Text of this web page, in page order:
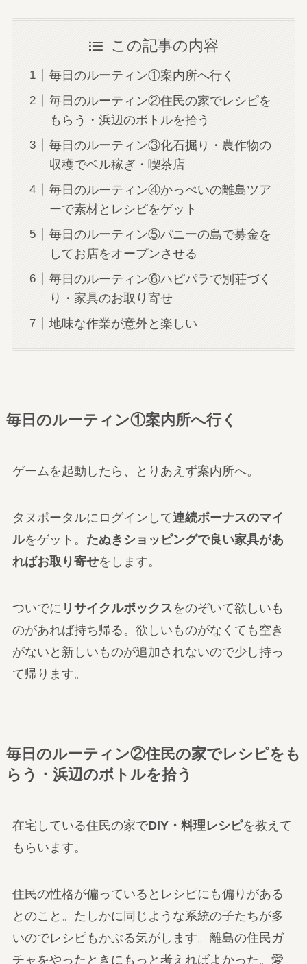
この記事の内容
毎日のルーティン①案内所へ行く
毎日のルーティン②住民の家でレシピを
もらう・浜辺のボトルを拾う
毎日のルーティン③化石掘り・農作物の
収穫でベル稼ぎ・喫茶店
毎日のルーティン④かっぺいの離島ツア
ーで素材とレシピをゲット
毎日のルーティン⑤パニーの島で募金を
してお店をオープンさせる
毎日のルーティン⑥ハピパラで別荘づく
り・家具のお取り寄せ
地味な作業が意外と楽しい
毎日のルーティン①案内所へ行く
ゲームを起動したら、とりあえず案内所へ。
タヌポータルにログインして連続ボーナスのマイ
ルをゲット。 たぬきショッピングで良い家具があ
ればお取り寄せをします。
ついでに リサイクルボックス をのぞいて欲しいも
のがあれば持ち帰る。欲しいものがなくても空き
がないと新しいものが追加されないので少し持っ
て帰ります。
毎日のルーティン②住民の家でレシピをも
らう・浜辺のボトルを拾う
在宅している住民の家でDIY・料理レシピを教えて
もらいます。
住民の性格が偏っているとレシピにも偏りがある
とのこと。たしかに同じような系統の子たちが多
いのでレシピもかぶる気がします。離島の住民ガ
チャをやったときにもっと考えればよかった。愛